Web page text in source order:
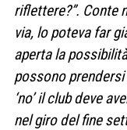
riflettere?”. Conte
via, lo poteva far
aperta la
possono
‘no’ il club deve
nel giro del fine